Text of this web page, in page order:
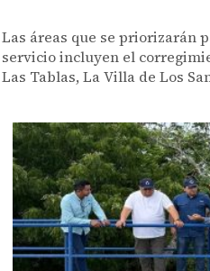
Las áreas que se priorizarán
servicio incluyen el
Las Tablas, La Villa de Los